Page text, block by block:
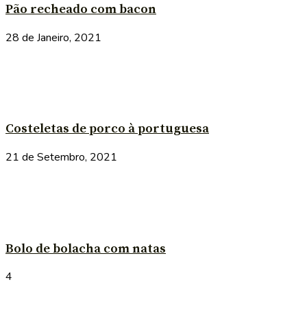
Pão recheado com bacon
28 de Janeiro, 2021
Costeletas de porco à portuguesa
21 de Setembro, 2021
Bolo de bolacha com natas
4